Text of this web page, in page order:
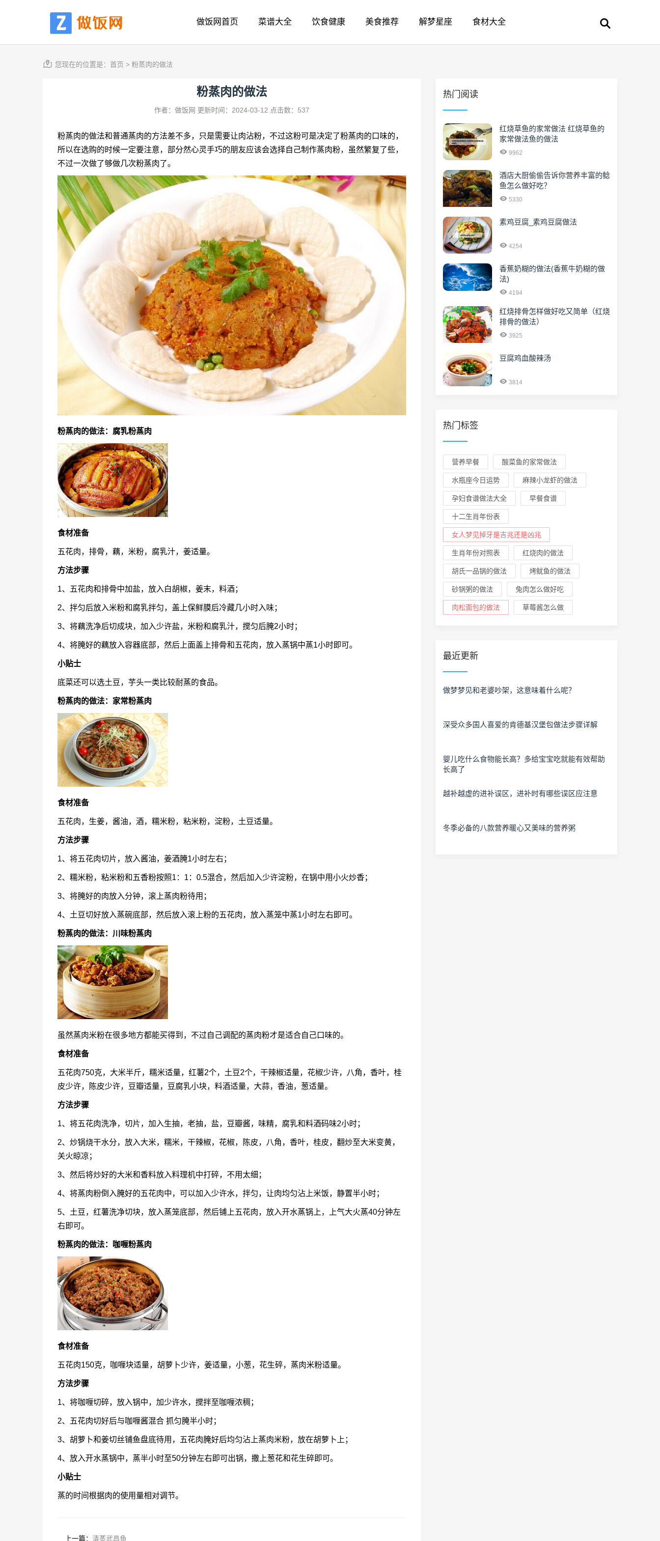
做饭网首页 菜谱大全 饮食健康 美食推荐 解梦星座 食材大全
您现在的位置是： 首页 > 粉蒸肉的做法
粉蒸肉的做法
作者：做饭网 更新时间：2024-03-12 点击数：537
粉蒸肉的做法和普通蒸肉的方法差不多，只是需要让肉沾粉，不过这粉可是决定了粉蒸肉的口味的，
所以在选购的时候一定要注意，部分然心灵手巧的朋友应该会选择自己制作蒸肉粉，虽然繁复了些，
不过一次做了够做几次粉蒸肉了。
粉蒸肉的做法：腐乳粉蒸肉
食材准备
五花肉，排骨，藕，米粉，腐乳汁，姜适量。
方法步骤
1、五花肉和排骨中加盐，放入白胡椒，姜末，料酒；
2、拌匀后放入米粉和腐乳拌匀，盖上保鲜膜后冷藏几小时入味；
3、将藕洗净后切成块，加入少许盐，米粉和腐乳汁，搅匀后腌2小时；
4、将腌好的藕放入容器底部，然后上面盖上排骨和五花肉，放入蒸锅中蒸1小时即可。
小贴士
底菜还可以选土豆，芋头一类比较耐蒸的食品。
粉蒸肉的做法：家常粉蒸肉
食材准备
五花肉，生姜，酱油，酒，糯米粉，粘米粉，淀粉，土豆适量。
方法步骤
1、将五花肉切片，放入酱油，姜酒腌1小时左右；
2、糯米粉，粘米粉和五香粉按照1：1：0.5混合，然后加入少许淀粉，在锅中用小火炒香；
3、将腌好的肉放入分钟，滚上蒸肉粉待用；
4、土豆切好放入蒸碗底部，然后放入滚上粉的五花肉，放入蒸笼中蒸1小时左右即可。
粉蒸肉的做法：川味粉蒸肉
虽然蒸肉米粉在很多地方都能买得到，不过自己调配的蒸肉粉才是适合自己口味的。
食材准备
五花肉750克，大米半斤，糯米适量，红薯2个，土豆2个，干辣椒适量，花椒少许，八角，香叶，桂
皮少许，陈皮少许，豆瓣适量，豆腐乳小块，料酒适量，大蒜，香油，葱适量。
方法步骤
1、将五花肉洗净，切片，加入生抽，老抽，盐，豆瓣酱，味精，腐乳和料酒码味2小时；
2、炒锅烧干水分，放入大米，糯米，干辣椒，花椒，陈皮，八角，香叶，桂皮，翻炒至大米变黄，
关火晾凉；
3、然后将炒好的大米和香料放入料理机中打碎，不用太细；
4、将蒸肉粉倒入腌好的五花肉中，可以加入少许水，拌匀，让肉均匀沾上米饭，静置半小时；
5、土豆，红薯洗净切块，放入蒸笼底部，然后铺上五花肉，放入开水蒸锅上，上气大火蒸40分钟左
右即可。
粉蒸肉的做法：咖喱粉蒸肉
食材准备
五花肉150克，咖喱块适量，胡萝卜少许，姜适量，小葱，花生碎，蒸肉米粉适量。
方法步骤
1、将咖喱切碎，放入锅中，加少许水，搅拌至咖喱浓稠；
2、五花肉切好后与咖喱酱混合 抓匀腌半小时；
3、胡萝卜和姜切丝铺鱼盘底待用，五花肉腌好后均匀沾上蒸肉米粉，放在胡萝卜上；
4、放入开水蒸锅中，蒸半小时至50分钟左右即可出锅，撒上葱花和花生碎即可。
小贴士
蒸的时间根据肉的使用量相对调节。
上一篇： 清蒸武昌鱼
热门阅读
红烧草鱼的家常做法 红烧草鱼的
家常做法鱼的做法
9962
酒店大厨偷偷告诉你营养丰富的鲶
鱼怎么做好吃？
5330
素鸡豆腐_素鸡豆腐做法
4254
香蕉奶糊的做法(香蕉牛奶糊的做
法)
4194
红烧排骨怎样做好吃又简单（红烧
排骨的做法）
3925
豆腐鸡血酸辣汤
3814
热门标签
营养早餐 酸菜鱼的家常做法
水瓶座今日运势 麻辣小龙虾的做法
孕妇食谱做法大全 早餐食谱
十二生肖年份表
女人梦见掉牙是吉兆还是凶兆
生肖年份对照表 红烧肉的做法
胡氏一品锅的做法 烤鱿鱼的做法
砂锅粥的做法 兔肉怎么做好吃
肉松面包的做法 草莓酱怎么做
最近更新
做梦梦见和老婆吵架，这意味着什么呢？
深受众多国人喜爱的肯德基汉堡包做法步骤详解
婴儿吃什么食物能长高？多给宝宝吃就能有效帮助
长高了
越补越虚的进补误区，进补时有哪些误区应注意
冬季必备的八款营养暖心又美味的营养粥